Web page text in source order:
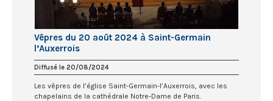
Vêpres du 20 août 2024 à Saint-Germain
l’Auxerrois
Diffusé le 20/08/2024
Les vêpres de l’église Saint-Germain-l’Auxerrois, avec les
chapelains de la cathédrale Notre-Dame de Paris.